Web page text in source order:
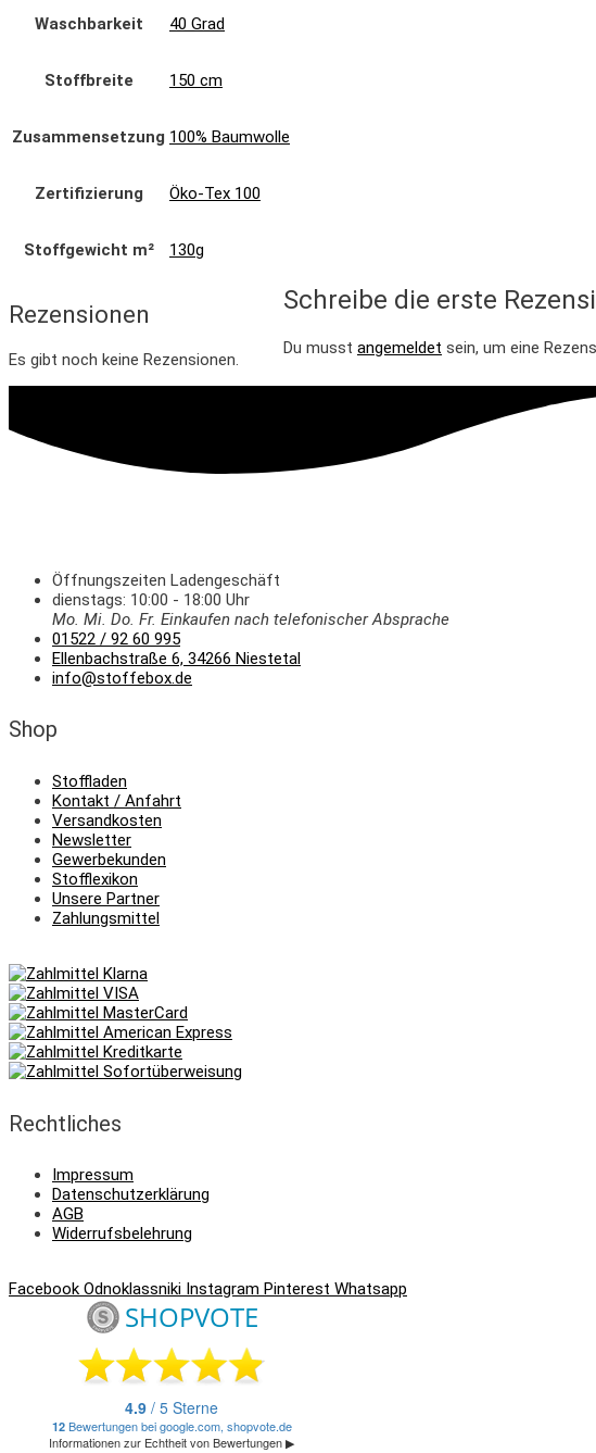
Waschbarkeit 40 Grad
Stoffbreite 150 cm
Zusammensetzung 100% Baumwolle
Zertifizierung Öko-Tex 100
Stoffgewicht m² 130g
Rezensionen
Es gibt noch keine Rezensionen.
Schreibe die erste
Du musst angemeldet sein, um eine
Öffnungszeiten Ladengeschäft
dienstags: 10:00 - 18:00 Uhr
Mo. Mi. Do. Fr. Einkaufen nach telefonischer Absprache
01522 / 92 60 995
Ellenbachstraße 6, 34266 Niestetal
info@stoffebox.de
Shop
Stoffladen
Kontakt / Anfahrt
Versandkosten
Newsletter
Gewerbekunden
Stofflexikon
Unsere Partner
Zahlungsmittel
Rechtliches
Impressum
Datenschutzerklärung
AGB
Widerrufsbelehrung
Facebook Odnoklassniki Instagram Pinterest Whatsapp